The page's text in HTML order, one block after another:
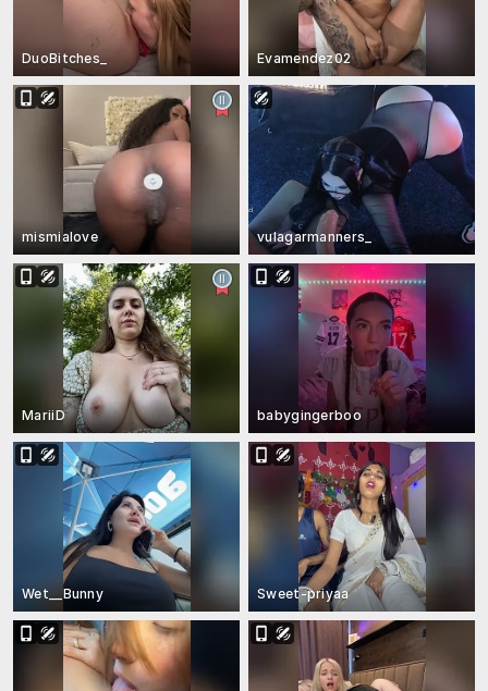
DuoBitches_ Evamendez02
mismialove vulagarmanners_
MariiD babygingerboo
Wet__Bunny Sweet-priyaa